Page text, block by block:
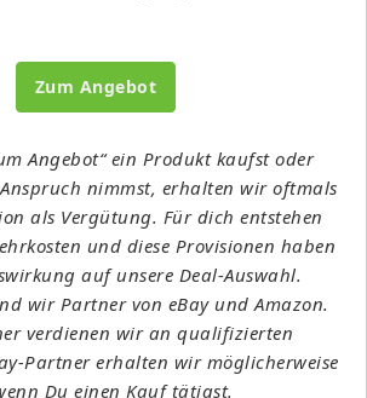
Zum Angebot
Angebot“ ein Produkt kaufst oder
nimmst, erhalten wir oftmals
als Vergütung. Für dich entstehen
und diese Provisionen haben
auf unsere Deal-Auswahl.
wir Partner von eBay und Amazon.
verdienen wir an qualifizierten
Partner erhalten wir möglicherweise
Du einen Kauf tätigst.